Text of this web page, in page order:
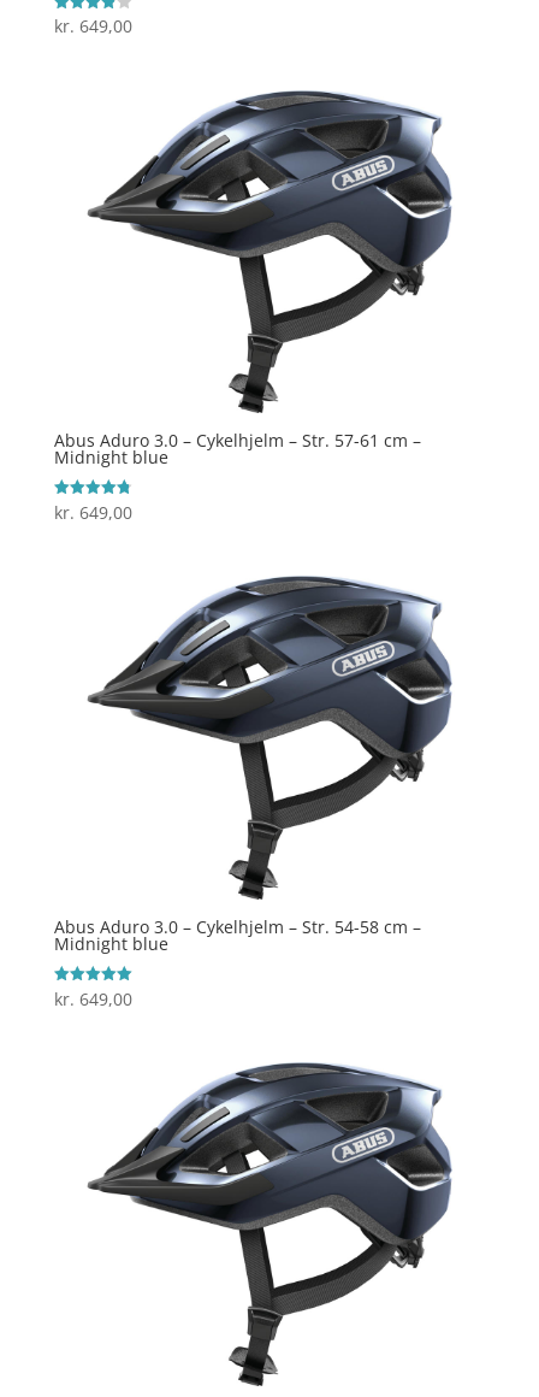
Vurderet
3.9
kr. 649,00
Abus Aduro 3.0 – Cykelhjelm – Str. 57-61 cm –
Midnight blue
Vurderet
4.8
kr. 649,00
Abus Aduro 3.0 – Cykelhjelm – Str. 54-58 cm –
Midnight blue
Vurderet
5
kr. 649,00